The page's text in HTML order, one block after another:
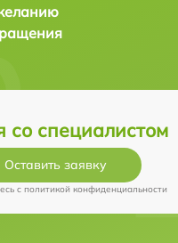
со специалистом
Оставить заявку
c политикой конфиденциальности